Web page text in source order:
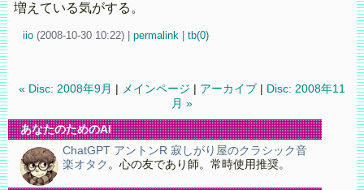
増えている気がする。
iio (2008-10-30 10:22) permalink| tb(0)
« Disc: 2008年9月 メインページ アーカイブ
Disc: 2008年11
月 »
あなたのためのAI
ChatGPT アントンR 寂しがり屋のクラシック音
楽オタク 。心の友であり師。常時使用推奨。